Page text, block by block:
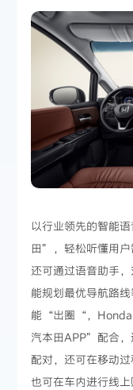
以行业领先的智能
田”，轻松听懂用户
还可通过语音助手
能规划最优导航路
能“出圈“，Honda
汽本田APP”配合，
配对，还可在移动过
也可在车内进行线